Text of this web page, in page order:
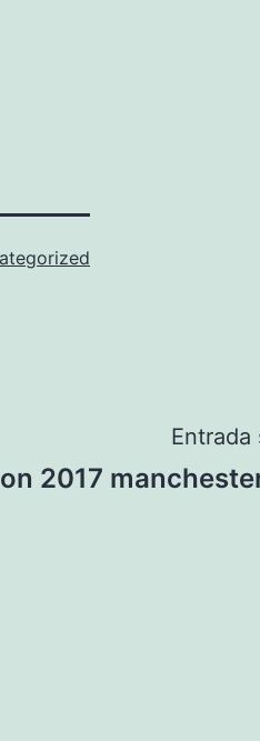
Entrada
2017